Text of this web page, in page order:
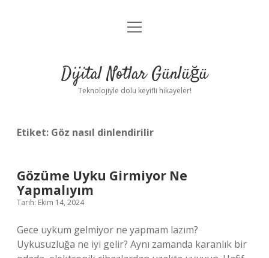
Anasayfa
Yasal Uyarı
menüyü
Dijital Notlar Günlüğü
Teknolojiyle dolu keyifli hikayeler!
Etiket: Göz nasıl dinlendirilir
Gözüme Uyku Girmiyor Ne
Yapmalıyım
Tarih: Ekim 14, 2024
Gece uykum gelmiyor ne yapmam lazım?
Uykusuzluğa ne iyi gelir? Aynı zamanda karanlık bir